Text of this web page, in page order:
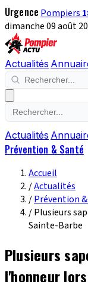
Urgence Pompiers
dimanche 09 août
Actualités
Actualités
Prévention & Santé
Accueil
/Actualités
/Prévention
/Plusieurs
Sainte-Barbe
Plusieurs
l'honneur